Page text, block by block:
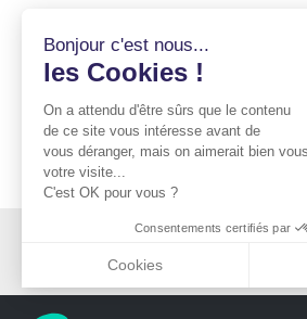
Cabinet du
Bonjour c'est nous...
les Cookies !
On a attendu d'être sûrs que le contenu
de ce site vous intéresse avant de
vous déranger, mais on aimerait bien
votre visite...
C'est OK pour vous ?
Consentements certifiés par
Cookies
Axeptio consent
Plateforme de Gestion du